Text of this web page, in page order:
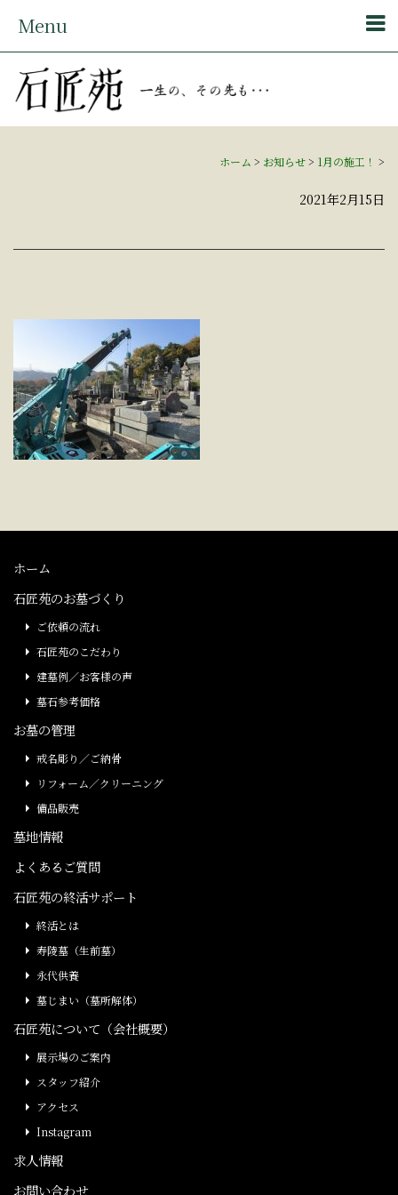
Menu
ホーム > お知らせ> 1月の施工！ >
2021年2月15日
ホーム
石匠苑のお墓づくり
ご依頼の流れ
石匠苑のこだわり
建墓例／お客様の声
墓石参考価格
お墓の管理
戒名彫り／ご納骨
リフォーム／クリーニング
備品販売
墓地情報
よくあるご質問
石匠苑の終活サポート
終活とは
寿陵墓（生前墓）
永代供養
墓じまい（墓所解体）
石匠苑について（会社概要）
展示場のご案内
スタッフ紹介
アクセス
Instagram
求人情報
お問い合わせ